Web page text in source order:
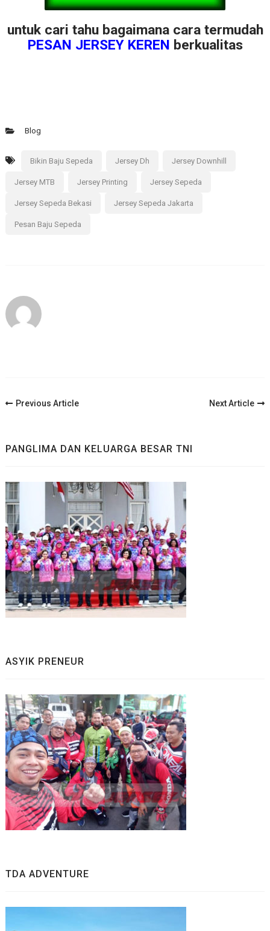
untuk cari tahu bagaimana cara termudah
PESAN JERSEY KEREN berkualitas
Blog
Bikin Baju Sepeda Jersey Dh Jersey Downhill
Jersey MTB Jersey Printing Jersey Sepeda
Jersey Sepeda Bekasi Jersey Sepeda Jakarta
Pesan Baju Sepeda
Post
Previous Article Next Article
PANGLIMA DAN KELUARGA BESAR TNI
ASYIK PRENEUR
TDA ADVENTURE